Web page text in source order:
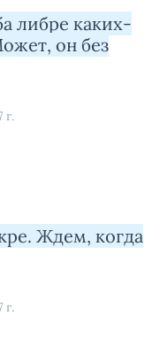
либре каких-
он без
г.
Ждем, когда
г.